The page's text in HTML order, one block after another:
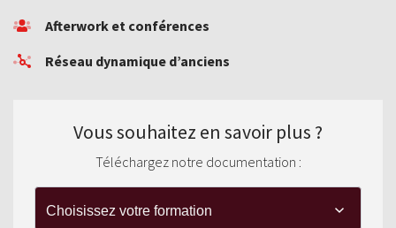
Afterwork et conférences
Réseau dynamique d’anciens
Vous souhaitez en savoir plus ?
Téléchargez notre documentation :